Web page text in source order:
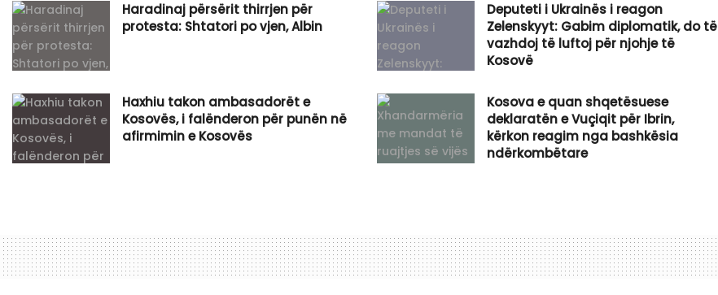
Haradinaj përsërit thirrjen për
protesta: Shtatori po vjen, Albin
​Deputeti i Ukrainës i reagon
Zelenskyyt: Gabim diplomatik, do të
vazhdoj të luftoj për njohje të
Kosovë
Haxhiu takon ambasadorët e
Kosovës, i falënderon për punën në
afirmimin e Kosovës
Kosova e quan shqetësuese
deklaratën e Vuçiqit për Ibrin,
kërkon reagim nga bashkësia
ndërkombëtare